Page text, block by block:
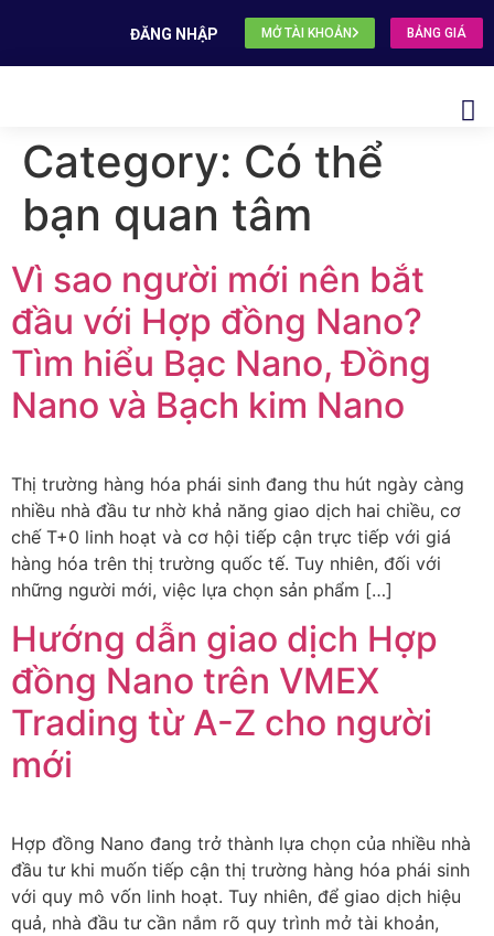
ĐĂNG NHẬP MỞ TÀI KHOẢN BẢNG GIÁ
Category: Có thể
bạn quan tâm
Vì sao người mới nên bắt
đầu với Hợp đồng Nano?
Tìm hiểu Bạc Nano, Đồng
Nano và Bạch kim Nano
Thị trường hàng hóa phái sinh đang thu hút ngày càng
nhiều nhà đầu tư nhờ khả năng giao dịch hai chiều, cơ
chế T+0 linh hoạt và cơ hội tiếp cận trực tiếp với giá
hàng hóa trên thị trường quốc tế. Tuy nhiên, đối với
những người mới, việc lựa chọn sản phẩm […]
Hướng dẫn giao dịch Hợp
đồng Nano trên VMEX
Trading từ A-Z cho người
mới
Hợp đồng Nano đang trở thành lựa chọn của nhiều nhà
đầu tư khi muốn tiếp cận thị trường hàng hóa phái sinh
với quy mô vốn linh hoạt. Tuy nhiên, để giao dịch hiệu
quả, nhà đầu tư cần nắm rõ quy trình mở tài khoản,